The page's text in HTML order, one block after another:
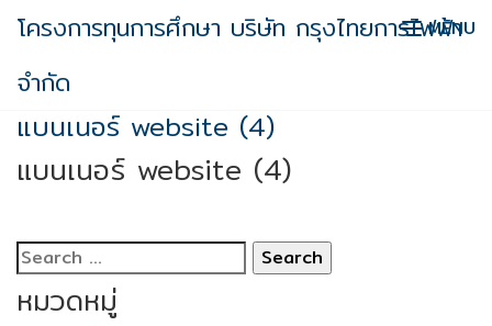
Skip
content
โครงการทุนการศึกษา บริษัท กรุงไทยการไฟฟ้า
จำกัด
MENU
แบนเนอร์ website (4)
แบนเนอร์ website (4)
Search
for:
หมวดหมู่